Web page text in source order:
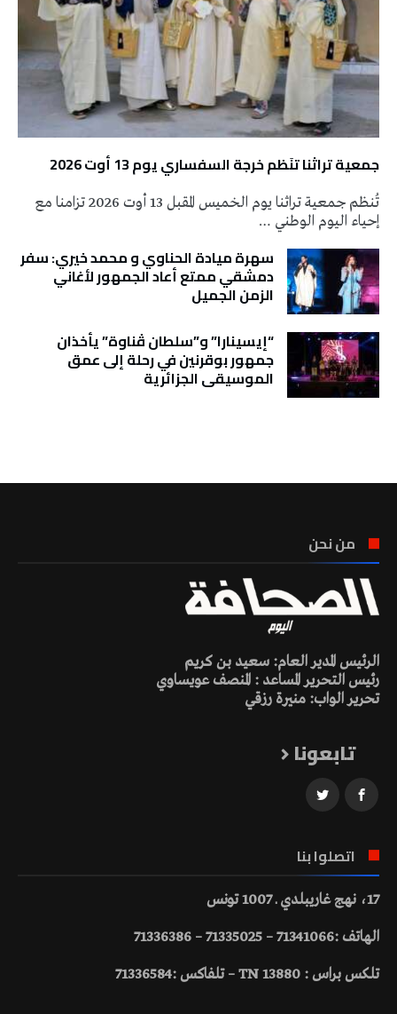
جمعية تراثنا تنَظم خرجة السفساري يوم 13 أوت 2026
تُنظم جمعية تراثنا يوم الخميس المقبل 13 أوت 2026 تزامنا مع
إحياء اليوم الوطني …
سهرة ميادة الحناوي و محمد خيري: سفر
دمشقي ممتع أعاد الجمهور لأغاني
الزمن الجميل
“إيسينارا” و”سلطان ڤناوة” يأخذان
جمهور بوقرنين في رحلة إلى عمق
الموسيقى الجزائرية
من نحن
الرئيس المدير العام: سعيد بن كريم
رئيس التحرير المساعد : المنصف عويساوي
تحرير الواب: منيرة رزقي
تابعونا
اتصلوا بنا
17، نهج غاريبلدي ـ 1007 تونس
الهاتف :71341066 – 71335025 – 71336386
تلكس براس : 13880 TN – تلفاكس :71336584